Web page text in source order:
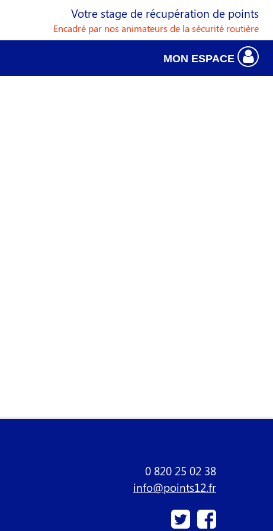
Votre stage de récupération de points
Encadré par nos animateurs de la sécurité routière
MON ESPACE
0 820 25 02 38
info@points12.fr